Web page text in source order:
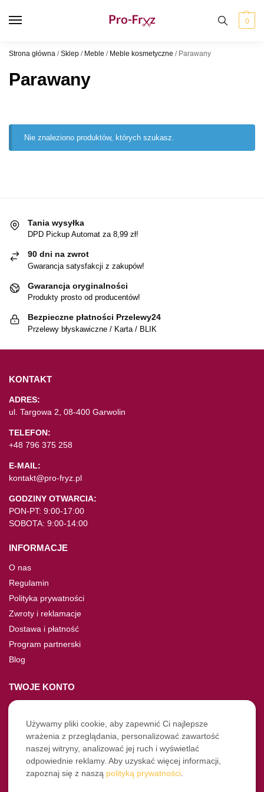
0
Strona główna /Sklep / Meble / Meble kosmetyczne / Parawany
Parawany
Nie znaleziono produktów, których szukasz.
Tania wysyłka
DPD Pickup Automat za 8,99 zł!
90 dni na zwrot
Gwarancja satysfakcji z zakupów!
Gwarancja oryginalności
Produkty prosto od producentów!
Bezpieczne płatności Przelewy24
Przelewy błyskawiczne / Karta / BLIK
KONTAKT
ADRES:
ul. Targowa 2, 08-400 Garwolin
TELEFON:
+48 796 375 258
E-MAIL:
kontakt@pro-fryz.pl
GODZINY OTWARCIA:
PON-PT: 9:00-17:00
SOBOTA: 9:00-14:00
INFORMACJE
O nas
Regulamin
Polityka prywatności
Zwroty i reklamacje
Dostawa i płatność
Program partnerski
Blog
TWOJE KONTO
Moje konto
Nie pamiętasz hasła?
Twoje zamówienia
NASZE SOCIALE
Używamy pliki cookie, aby zapewnić Ci najlepsze
wrażenia z przeglądania, personalizować zawartość
naszej witryny, analizować jej ruch i wyświetlać
odpowiednie reklamy. Aby uzyskać więcej informacji,
zapoznaj się z naszą polityką prywatności